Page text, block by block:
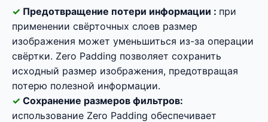
Предотвращение потери информации : при
применении свёрточных слоев размер
изображения может уменьшиться из-за операции
свёртки. Zero Padding позволяет сохранить
исходный размер изображения, предотвращая
потерю полезной информации.
Сохранение размеров фильтров:
использование Zero Padding обеспечивает